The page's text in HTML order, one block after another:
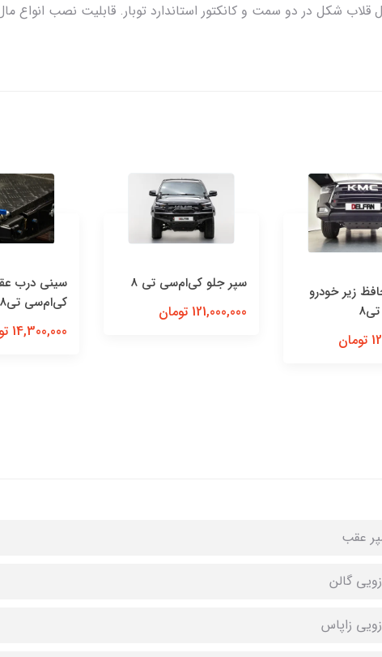
شکل در دو سمت و کانکتور استاندارد توبار. قابلیت نصب انواع
زیر خودرو
سپر جلو کی‌ام‌سی تی 8
121,000,000 تومان
سینی درب
کی‌ام‌سی تی8
14,300,000 تومان
عقب
گالن
زاپاس